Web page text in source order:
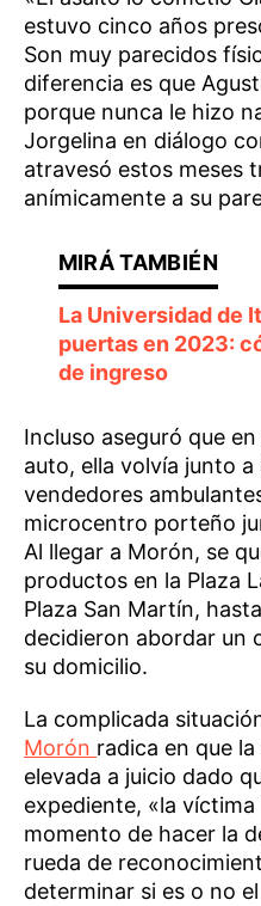
estuvo cinco años
Son muy parecidos
diferencia es que
porque nunca le hizo
Jorgelina en diálogo
atravesó estos meses
anímicamente a su
La Universidad de
puertas en 2023:
de ingreso
Incluso aseguró que
auto, ella volvía junto
vendedores
microcentro porteño
Al llegar a Morón, se
productos en la Plaza
Plaza San Martín,
decidieron abordar un
su domicilio.
La complicada
Morón radica en que
elevada a juicio dado
expediente, «la
momento de hacer la
rueda de
determinar si es o no